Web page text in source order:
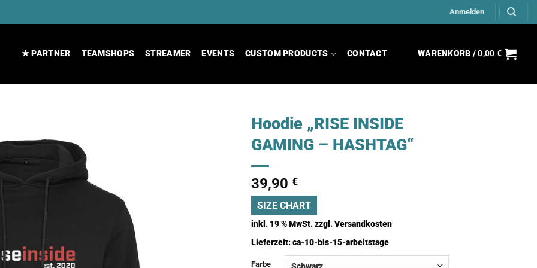
Anmelden
★ PARTNER TEAMSHOPS STREAMER EVENTS CUSTOM PRODUCTS CONTACT WARENKORB /0,00 €
Hoodie „RISE INSIDE
GAMING – HASHTAG“
39,90 €
SIZE CHART
inkl. 19 % MwSt.zzgl.Versandkosten
Lieferzeit:ca-10-bis-15-arbeitstage
Farbe